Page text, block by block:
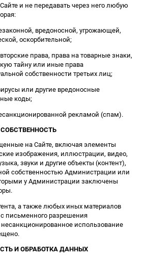
и не передавать через него любую
вредоносной, угрожающей,
оскорбительной;
права, права на товарные знаки,
тайну или иные права
собственности третьих лиц;
или другие вредоносные
коды;
рекламой (спам).
на Сайте, включая элементы
изображения, иллюстрации, видео,
звуки и другие объекты (контент),
собственностью Администрации или
у Администрации заключены
а также любых иных материалов
письменного разрешения
использование
И ОБРАБОТКА ДАННЫХ